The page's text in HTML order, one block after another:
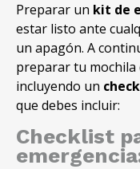
Preparar un kit de
estar listo ante
un apagón. A
preparar tu mochila
incluyendo un
que debes incluir:
Checklist